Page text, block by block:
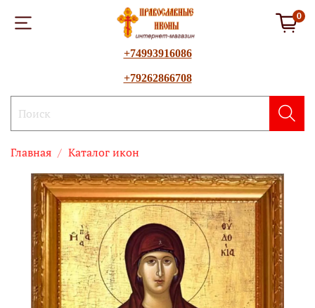
0
+74993916086
+79262866708
Главная Каталог икон